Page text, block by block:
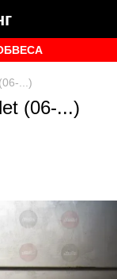
...)
(06-...)